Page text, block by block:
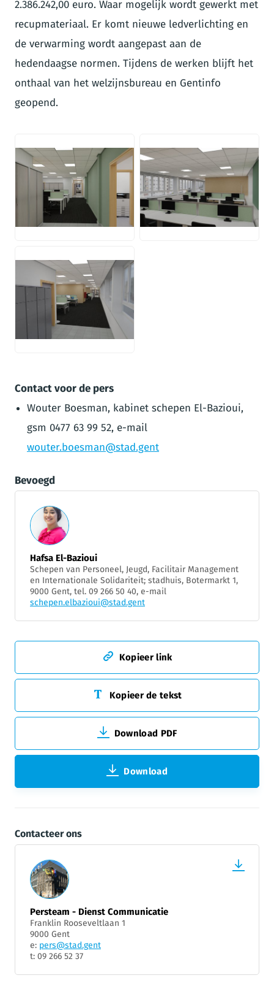
2.386.242,00 euro. Waar mogelijk wordt gewerkt met
recupmateriaal. Er komt nieuwe ledverlichting en
de verwarming wordt aangepast aan de
hedendaagse normen. Tijdens de werken blijft het
onthaal van het welzijnsbureau en Gentinfo
geopend.
JPG JPG
JPG
Contact voor de pers
Wouter Boesman, kabinet schepen El-Bazioui,
gsm 0477 63 99 52, e-mail
wouter.boesman@stad.gent
Bevoegd
Hafsa El-Bazioui
Schepen van Personeel, Jeugd, Facilitair Management
en Internationale Solidariteit; stadhuis, Botermarkt 1,
9000 Gent, tel. 09 266 50 40, e-mail
schepen.elbazioui@stad.gent
Kopieer link
Kopieer de tekst
Download PDF
Download
Contacteer ons
Persteam - Dienst Communicatie
Franklin Rooseveltlaan 1
9000 Gent
e: pers@stad.gent
t: 09 266 52 37